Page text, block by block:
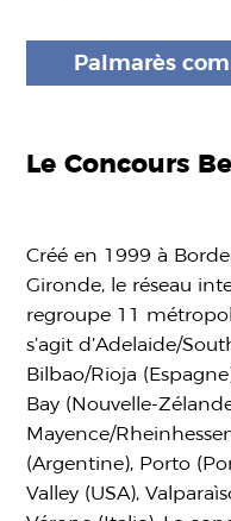
Palmarès
Le Concours
Créé en 1999 à
Gironde, le réseau
regroupe 11
s’agit d’Adelaide/
Bilbao/Rioja
Bay (Nouvelle-
Mayence/
(Argentine), Porto
Valley (USA),